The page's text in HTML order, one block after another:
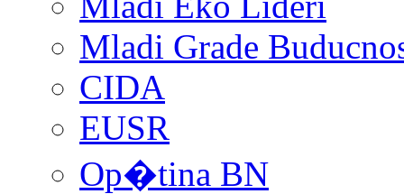
Mladi Grade
CIDA
EUSR
Op�tina BN